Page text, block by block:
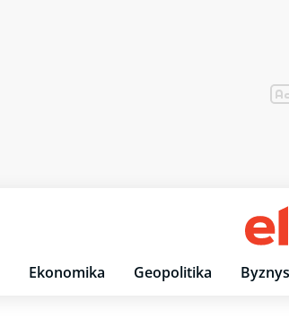
Ekonomika Geopolitika Byznys